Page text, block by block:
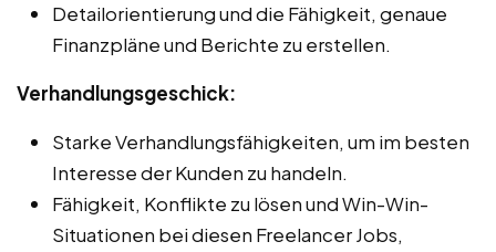
Detailorientierung und die Fähigkeit, genaue
Finanzpläne und Berichte zu erstellen.
Verhandlungsgeschick:
Starke Verhandlungsfähigkeiten, um im besten
Interesse der Kunden zu handeln.
Fähigkeit, Konflikte zu lösen und Win-Win-
Situationen bei diesen Freelancer Jobs,